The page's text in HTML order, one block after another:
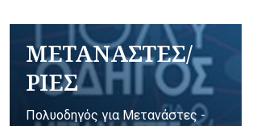
ΜΕΤΑΝΑΣΤΕΣ/
ΡΙΕΣ
Πολυοδηγός για Μετανάστες -